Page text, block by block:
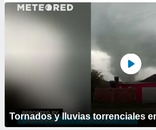
Tornados y lluvias torrenciales